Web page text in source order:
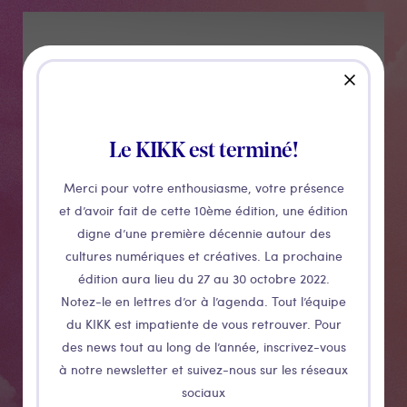
Le KIKK est terminé!
Merci pour votre enthousiasme, votre présence
et d’avoir fait de cette 10ème édition, une édition
digne d’une première décennie autour des
cultures numériques et créatives. La prochaine
édition aura lieu du 27 au 30 octobre 2022.
Notez-le en lettres d’or à l’agenda. Tout l’équipe
du KIKK est impatiente de vous retrouver. Pour
des news tout au long de l’année, inscrivez-vous
à notre newsletter et suivez-nous sur les réseaux
sociaux
close
Baswil